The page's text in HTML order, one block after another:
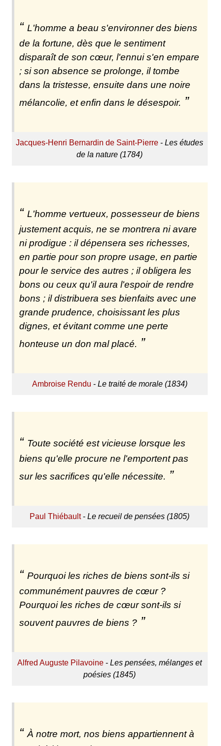
L'homme a beau s'environner des biens
de la fortune, dès que le sentiment
disparaît de son cœur, l'ennui s'en empare
; si son absence se prolonge, il tombe
dans la tristesse, ensuite dans une noire
mélancolie, et enfin dans le désespoir.
Jacques-Henri Bernardin de Saint-Pierre -Les études
de la nature (1784)
L'homme vertueux, possesseur de biens
justement acquis, ne se montrera ni avare
ni prodigue : il dépensera ses richesses,
en partie pour son propre usage, en partie
pour le service des autres ; il obligera les
bons ou ceux qu'il aura l'espoir de rendre
bons ; il distribuera ses bienfaits avec une
grande prudence, choisissant les plus
dignes, et évitant comme une perte
honteuse un don mal placé.
Ambroise Rendu - Le traité de morale (1834)
Toute société est vicieuse lorsque les
biens qu'elle procure ne l'emportent pas
sur les sacrifices qu'elle nécessite.
Paul Thiébault-Le recueil de pensées (1805)
Pourquoi les riches de biens sont-ils si
communément pauvres de cœur ?
Pourquoi les riches de cœur sont-ils si
souvent pauvres de biens ?
Alfred Auguste Pilavoine -Les pensées, mélanges et
poésies (1845)
À notre mort, nos biens appartiennent à